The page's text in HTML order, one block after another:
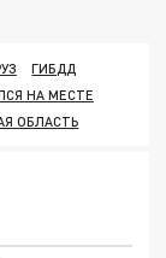
ГИБДД
НА МЕСТЕ
ОБЛАСТЬ